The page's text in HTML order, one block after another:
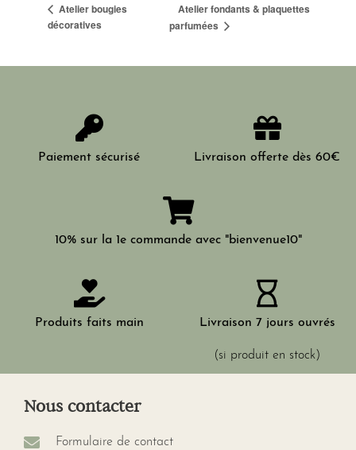
Atelier bougies
décoratives
Atelier fondants & plaquettes
parfumées
Paiement sécurisé Livraison offerte dès 60€
10% sur la 1e commande avec "bienvenue10"
Produits faits main Livraison 7 jours ouvrés
(si produit en stock)
Nous contacter
Formulaire de contact